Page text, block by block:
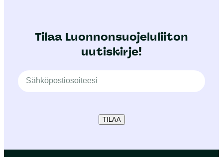
Tilaa Luonnonsuojeluliiton
uutiskirje!
TILAA